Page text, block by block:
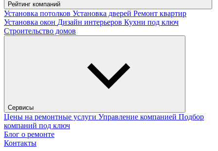
Рейтинг компаний
Установка потолков Установка дверей Ремонт квартир
Установка окон Дизайн интерьеров Кухни под ключ
Строительство домов
Сервисы
Цены на ремонтные услуги Управление компанией Подбор
компаний под ключ
Блог о ремонте
Контакты